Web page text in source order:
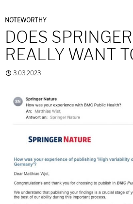
NOTEWORTHY
DOES
REALLY WANT
3.03.2023